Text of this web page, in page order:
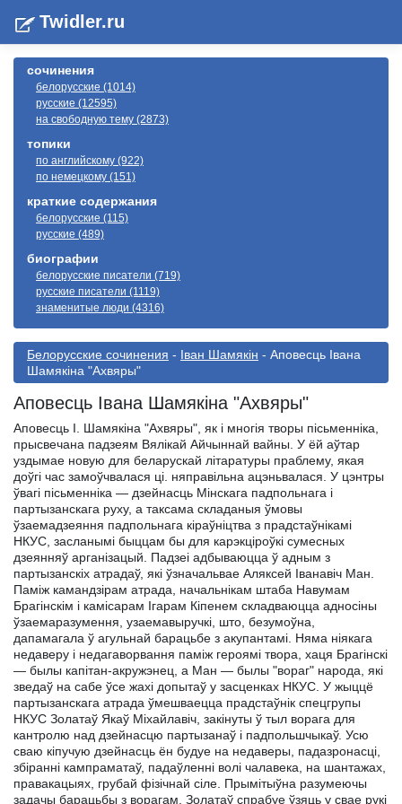
Twidler.ru
сочинения
белорусские (1014)
русские (12595)
на свободную тему (2873)
топики
по английскому (922)
по немецкому (151)
краткие содержания
белорусские (115)
русские (489)
биографии
белорусские писатели (719)
русские писатели (1119)
знаменитые люди (4316)
Белорусские сочинения - Іван Шамякін - Аповесць Івана
Шамякіна "Ахвяры"
Аповесць Івана Шамякіна "Ахвяры"
Аповесць I. Шамякіна "Ахвяры", як і многія творы пісьменніка,
прысвечана падзеям Вялікай Айчыннай вайны. У ёй аўтар
уздымае новую для беларускай літаратуры праблему, якая
доўгі час замоўчвалася ці. няправільна ацэньвалася. У цэнтры
ўвагі пісьменніка — дзейнасць Мінскага падпольнага і
партызанскага руху, а таксама складаныя ўмовы
ўзаемадзеяння падпольнага кіраўніцтва з прадстаўнікамі
НКУС, засланымі быццам бы для карэкціроўкі сумесных
дзеянняў арганізацый. Падзеі адбываюцца ў адным з
партызанскіх атрадаў, які ўзначальвае Аляксей Іванавіч Ман.
Паміж камандзірам атрада, начальнікам штаба Навумам
Брагінскім і камісарам Ігарам Кіпенем складваюцца адносіны
ўзаемаразумення, узаемавыручкі, што, безумоўна,
дапамагала ў агульнай барацьбе з акупантамі. Няма ніякага
недаверу і недагаворвання паміж героямі твора, хаця Брагінскі
— былы капітан-акружэнец, а Ман — былы "вораг" народа, які
зведаў на сабе ўсе жахі допытаў у засценках НКУС. У жыццё
партызанскага атрада ўмешваецца прадстаўнік спецгрупы
НКУС Золатаў Якаў Міхайлавіч, закінуты ў тыл ворага для
кантролю над дзейнасцю партызанаў і падпольшчыкаў. Усю
сваю кіпучую дзейнасць ён будуе на недаверы, падазронасці,
збіранні кампраматаў, падаўленні волі чалавека, на шантажах,
правакацыях, грубай фізічнай сіле. Прымітыўна разумеючы
задачы барацьбы з ворагам, Золатаў спрабуе ўзяць у свае рукі